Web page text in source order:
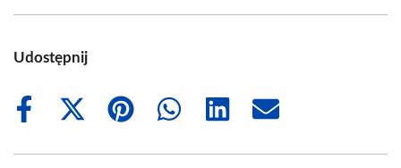
Udostępnij
Share
Share
(Twitter)
Share
Share
Share
Share